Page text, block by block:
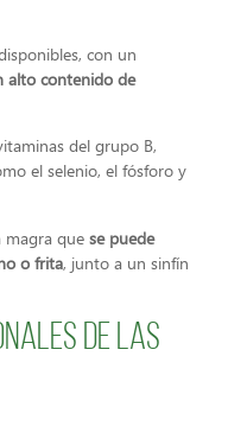
con un
alto contenido de
del grupo B,
el selenio, el fósforo y
magra que se puede
o frita, junto a un sinfín
de las